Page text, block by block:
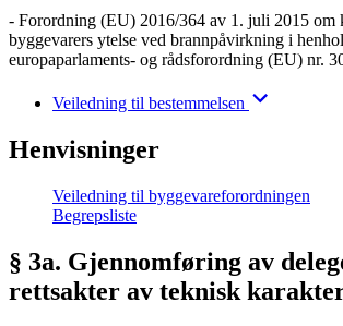
- Forordning (EU) 2016/364 av 1. juli 2015 om
byggevarers ytelse ved brannpåvirkning i
europaparlaments- og rådsforordning (EU) nr.
Veiledning til bestemmelsen
Henvisninger
Veiledning til byggevareforordningen
Begrepsliste
§ 3a. Gjennomføring av
rettsakter av teknisk